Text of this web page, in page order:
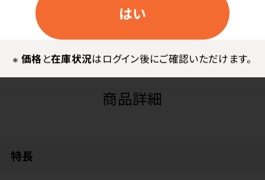
はい
※ 価格と在庫状況はログイン後にご確認いただけます。
ログイン
商品詳細
特長